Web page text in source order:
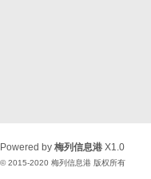
Powered by 梅列信息港 X1.0
© 2015-2020 梅列信息港 版权所有